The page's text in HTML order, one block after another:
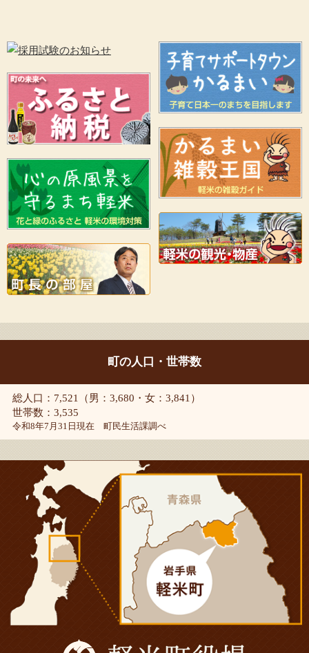
町の人口・世帯数
総人口：7,521（男：3,680・女：3,841）
世帯数：3,535
令和8年7月31日現在 町民生活課調べ